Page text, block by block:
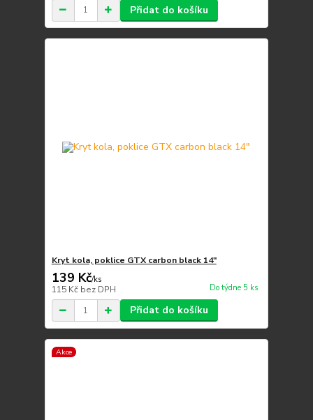
Přidat do košíku
Kryt kola, poklice GTX carbon black 14"
139 Kč/ks
115 Kč bez DPH Do týdne 5 ks
Přidat do košíku
Akce